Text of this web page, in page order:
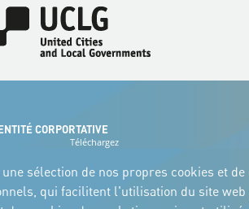
CORPORTATIVE
Téléchargez
manuel
sélection de nos propres cookies et
qui facilitent l'utilisation du site